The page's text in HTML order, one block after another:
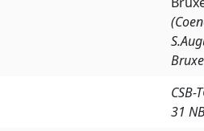
CSB-
31